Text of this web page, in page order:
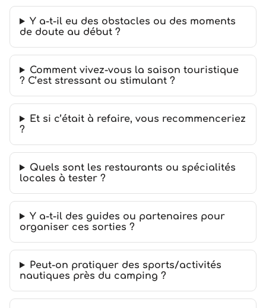
Y a-t-il eu des obstacles ou des moments
de doute au début ?
Comment vivez-vous la saison touristique
? C’est stressant ou stimulant ?
Et si c’était à refaire, vous recommenceriez
?
Quels sont les restaurants ou spécialités
locales à tester ?
Y a-t-il des guides ou partenaires pour
organiser ces sorties ?
Peut-on pratiquer des sports/activités
nautiques près du camping ?